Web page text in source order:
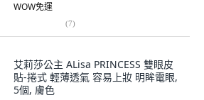
WOW免運
(7)
艾莉莎公主 ALisa PRINCESS 雙眼皮
貼-捲式 輕薄透氣 容易上妝 明眸電眼,
5個, 膚色